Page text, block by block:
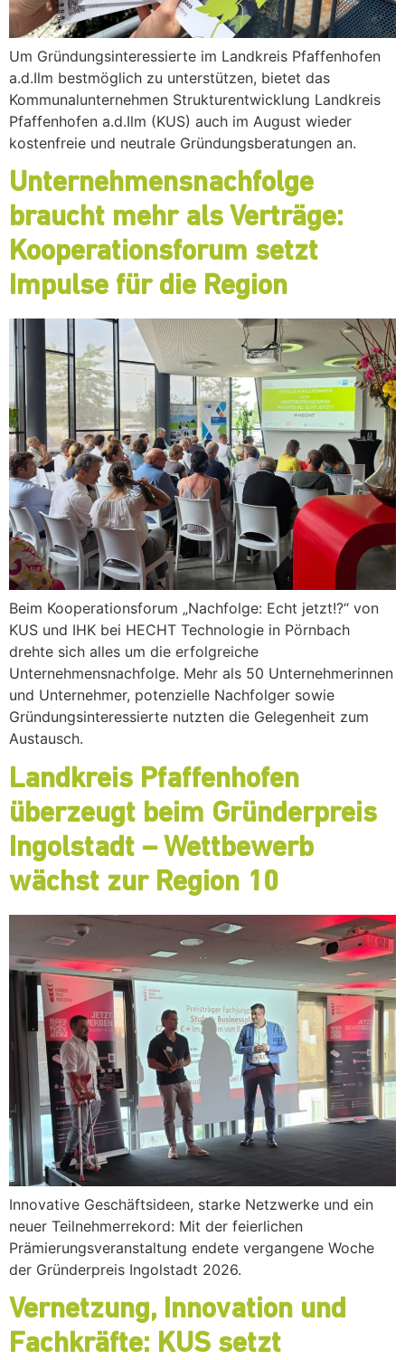
Um Gründungsinteressierte im Landkreis Pfaffenhofen
a.d.Ilm bestmöglich zu unterstützen, bietet das
Kommunalunternehmen Strukturentwicklung Landkreis
Pfaffenhofen a.d.Ilm (KUS) auch im August wieder
kostenfreie und neutrale Gründungsberatungen an.
Unternehmensnachfolge
braucht mehr als Verträge:
Kooperationsforum setzt
Impulse für die Region
Beim Kooperationsforum „Nachfolge: Echt jetzt!?“ von
KUS und IHK bei HECHT Technologie in Pörnbach
drehte sich alles um die erfolgreiche
Unternehmensnachfolge. Mehr als 50 Unternehmerinnen
und Unternehmer, potenzielle Nachfolger sowie
Gründungsinteressierte nutzten die Gelegenheit zum
Austausch.
Landkreis Pfaffenhofen
überzeugt beim Gründerpreis
Ingolstadt – Wettbewerb
wächst zur Region 10
Innovative Geschäftsideen, starke Netzwerke und ein
neuer Teilnehmerrekord: Mit der feierlichen
Prämierungsveranstaltung endete vergangene Woche
der Gründerpreis Ingolstadt 2026.
Vernetzung, Innovation und
Fachkräfte: KUS setzt